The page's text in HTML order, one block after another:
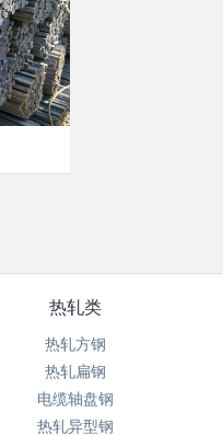
热轧类
热轧方钢
热轧扁钢
电缆轴盘钢
热轧异型钢